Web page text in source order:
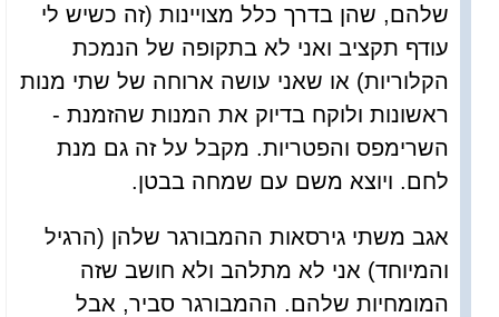
שלהם, שהן בדרך כלל מצויינות (זה כשיש לי
עודף תקציב ואני לא בתקופה של הנמכת
הקלוריות) או שאני עושה ארוחה של שתי מנות
ראשונות ולוקח בדיוק את המנות שהזמנת -
השרימפס והפטריות. מקבל על זה גם מנת
לחם. ויוצא משם עם שמחה בבטן.
אגב משתי גירסאות ההמבורגר שלהן (הרגיל
והמיוחד) אני לא מתלהב ולא חושב שזה
המומחיות שלהם. ההמבורגר סביר, אבל